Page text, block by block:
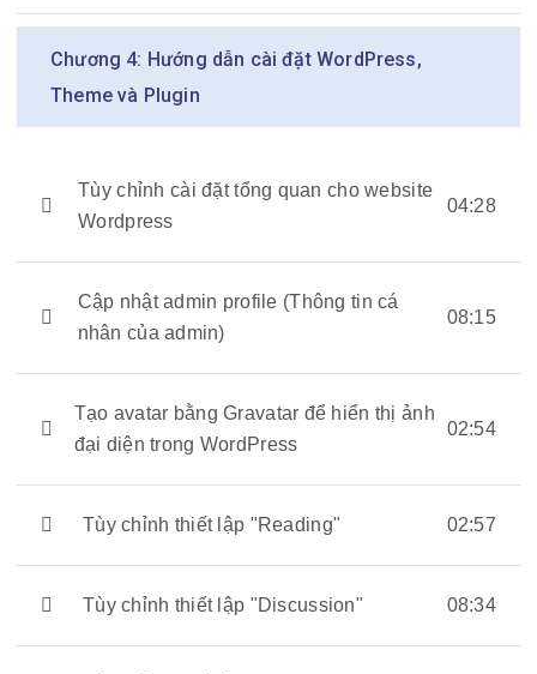
Chương 4: Hướng dẫn cài đặt WordPress,
Theme và Plugin
Tùy chỉnh cài đặt tổng quan cho website
Wordpress
04:28
Cập nhật admin profile (Thông tin cá
nhân của admin)
08:15
Tạo avatar bằng Gravatar để hiển thị ảnh
đại diện trong WordPress
02:54
Tùy chỉnh thiết lập "Reading" 02:57
Tùy chỉnh thiết lập "Discussion" 08:34